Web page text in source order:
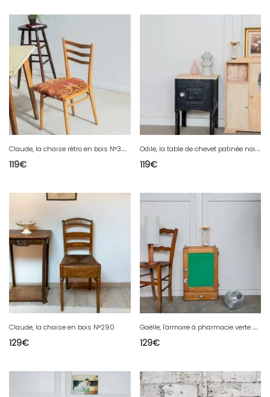
C
laude, la chaise rétro en bois N°368
119€
O
dile, la table de chevet patinée noire N°630
119€
Claude, la chaise en bois N°290
129€
G
aëlle, l'armoire à pharmacie verte N°257
129€